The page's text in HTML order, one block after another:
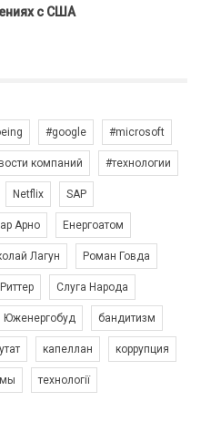
с США
#google #microsoft
компаний #технологии
Netflix SAP
Арно Енергоатом
Лагун Роман Говда
Слуга Народа
Юженергобуд бандитизм
капеллан коррупция
технології